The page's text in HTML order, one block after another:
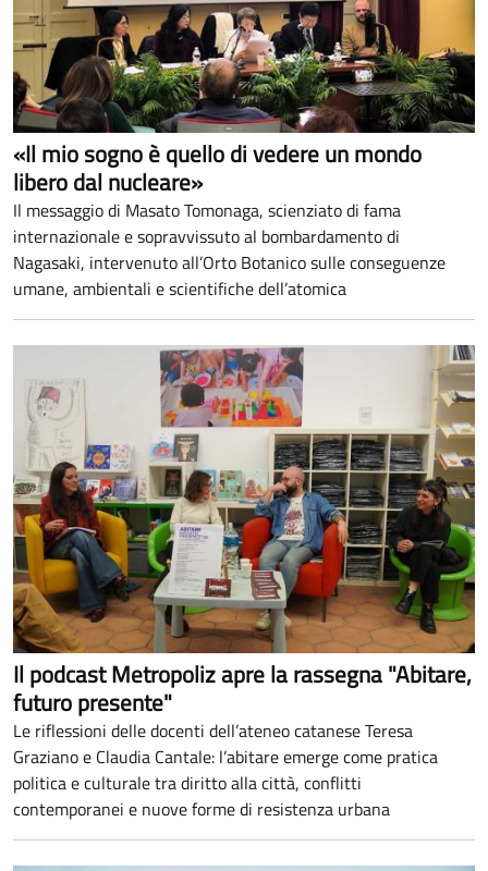
«Il mio sogno è quello di vedere un mondo
libero dal nucleare»
Il messaggio di Masato Tomonaga, scienziato di fama
internazionale e sopravvissuto al bombardamento di
Nagasaki, intervenuto all’Orto Botanico sulle conseguenze
umane, ambientali e scientifiche dell’atomica
Il podcast Metropoliz apre la rassegna "Abitare,
futuro presente"
Le riflessioni delle docenti dell’ateneo catanese Teresa
Graziano e Claudia Cantale: l’abitare emerge come pratica
politica e culturale tra diritto alla città, conflitti
contemporanei e nuove forme di resistenza urbana